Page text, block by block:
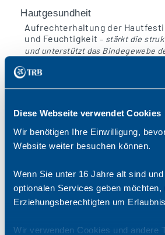
Diese Webseite verwendet Cookies
Wir benötigen Ihre Einwilligung,
Website weiter besuchen können.
Wenn Sie unter 16 Jahre alt sind
optionalen Services geben
Erziehungsberechtigten um
Wir verwenden Cookies und andere
Hautgesundheit
Aufrechterhaltung der
und Feuchtigkeit – stärkt die
und unterstützt das Bindegewebe
Knochengesundheit
Verleiht den Knochen
Widerstandsfähigkeit gegenüber
Wundheilung
Fördert die Bildung von neuem
Wunden schneller heilen.
Stützfunktion
In Sehnen, Bändern und
Kollagen Typ-1 für Stabilität von
ermöglicht Bewegungen und schützt
Gefäßgesundheit